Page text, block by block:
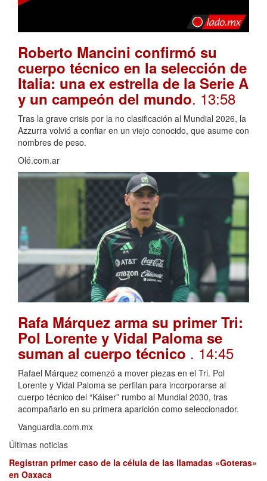
Roberto Mancini confirmó su
cuerpo técnico en la selección de
Italia: una ex estrella de la Serie A
y un campeón del mundo. 13:58
Tras la grave crisis por la no clasificación al Mundial 2026, la
Azzurra volvió a confiar en un viejo conocido, que asume con
nombres de peso.
Olé.com.ar
Rafa Márquez arma su primer Tri:
Pol Lorente y Vidal Paloma se
suman al cuerpo técnico . 14:45
Rafael Márquez comenzó a mover piezas en el Tri. Pol
Lorente y Vidal Paloma se perfilan para incorporarse al
cuerpo técnico del “Káiser” rumbo al Mundial 2030, tras
acompañarlo en su primera aparición como seleccionador.
Vanguardia.com.mx
Últimas noticias
Registran primer caso de la célula de las llamadas «Goteras»
en Oaxaca